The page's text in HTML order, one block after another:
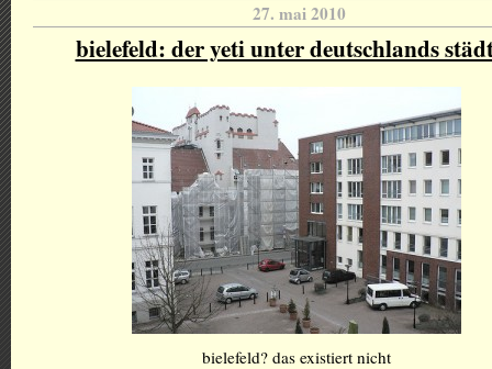
27. mai 2010
bielefeld: der yeti unter deutschlands
bielefeld? das existiert nicht